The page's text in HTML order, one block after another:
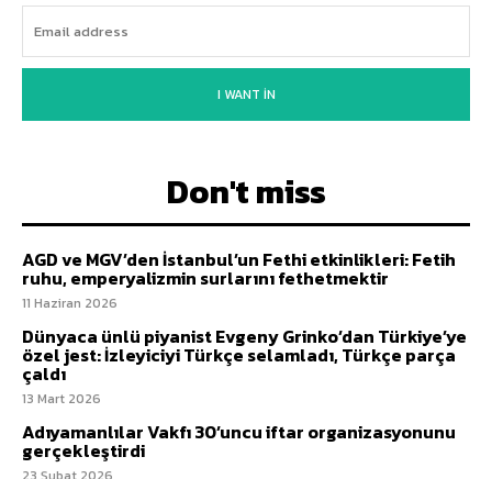
I WANT IN
Don't miss
AGD ve MGV’den İstanbul’un Fethi etkinlikleri: Fetih
ruhu, emperyalizmin surlarını fethetmektir
11 Haziran 2026
Dünyaca ünlü piyanist Evgeny Grinko’dan Türkiye’ye
özel jest: İzleyiciyi Türkçe selamladı, Türkçe parça
çaldı
13 Mart 2026
Adıyamanlılar Vakfı 30’uncu iftar organizasyonunu
gerçekleştirdi